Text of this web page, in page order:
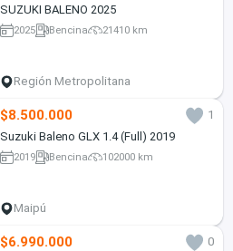
SUZUKI BALENO 2025
2025 Bencina 21410 km
Región Metropolitana
$8.500.000
1
Suzuki Baleno GLX 1.4 (Full) 2019
2019 Bencina 102000 km
Maipú
$6.990.000
0